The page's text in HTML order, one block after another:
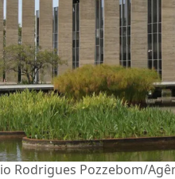
Rodrigues Pozzebom/